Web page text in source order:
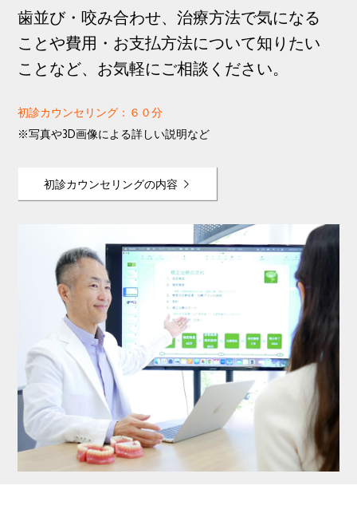
歯並び・咬み合わせ、治療方法で気になる
ことや費用・お支払方法について知りたい
ことなど、お気軽にご相談ください。
初診カウンセリング：６０分
※写真や3D画像による詳しい説明など
初診カウンセリングの内容